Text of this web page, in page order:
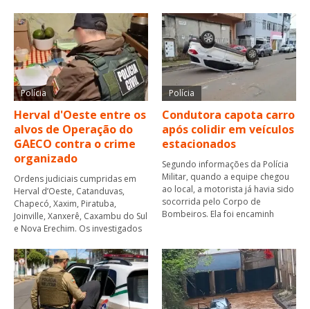
Polícia
Herval d'Oeste entre os
alvos de Operação do
GAECO contra o crime
organizado
Ordens judiciais cumpridas em
Herval d’Oeste, Catanduvas,
Chapecó, Xaxim, Piratuba,
Joinville, Xanxerê, Caxambu do Sul
e Nova Erechim. Os investigados
Polícia
Condutora capota carro
após colidir em veículos
estacionados
Segundo informações da Polícia
Militar, quando a equipe chegou
ao local, a motorista já havia sido
socorrida pelo Corpo de
Bombeiros. Ela foi encaminh